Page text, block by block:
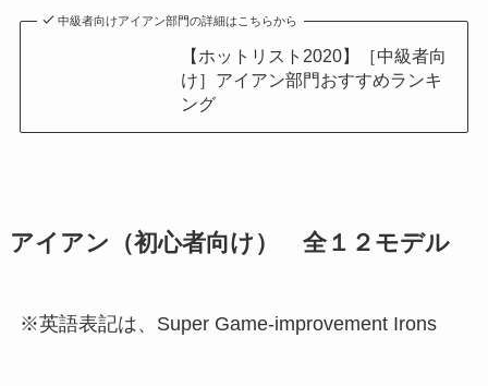
中級者向けアイアン部門の詳細はこちらから
【ホットリスト2020】［中級者向
け］アイアン部門おすすめランキ
ング
アイアン（初心者向け） 全１２モデル
※英語表記は、Super Game-improvement Irons